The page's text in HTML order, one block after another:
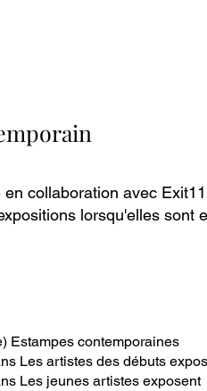
collaboration avec
lorsqu'elles sont
Estampes contemporaines
Les artistes des débuts
Les jeunes artistes exposent